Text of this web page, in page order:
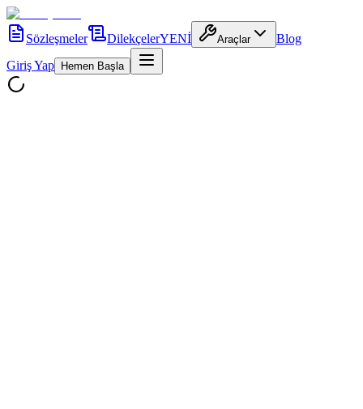
Sözleşmeler DilekçelerYENİ Araçlar
Blog
Giriş Yap
Hemen Başla